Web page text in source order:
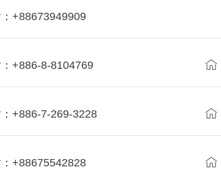
+88673949909
+886-8-8104769
+886-7-269-3228
+88675542828